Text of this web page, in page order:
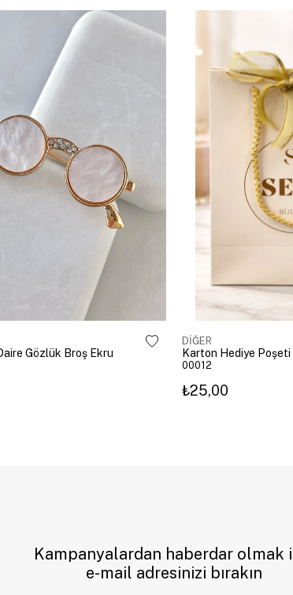
Gözlük Broş Ekru
DİĞER
Karton Hediye Poşeti
00012
₺25,00
Kampanyalardan haberdar olmak
e-mail adresinizi bırakın